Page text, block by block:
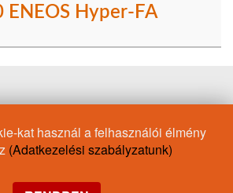
ENEOS Hyper-FA
Skoda 20W-50 villaolaj
Hill climb
Alfa Romeo Drift
5W-30
Váltóolaj 0W-30
kat használ a felhasználói élmény
(Adatkezelési szabályzatunk)